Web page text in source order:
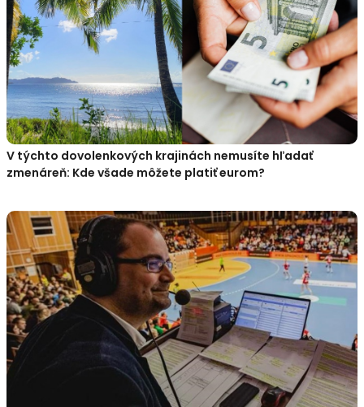
V týchto dovolenkových krajinách nemusíte hľadať
zmenáreň: Kde všade môžete platiť eurom?